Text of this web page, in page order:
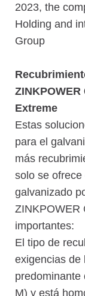
2023, the
Holding and
Group
Extreme
Estas
para el
más
solo se
galvanizado
ZINKPOWER
importantes:
El tipo de
exigencias de
predominante
M) y está